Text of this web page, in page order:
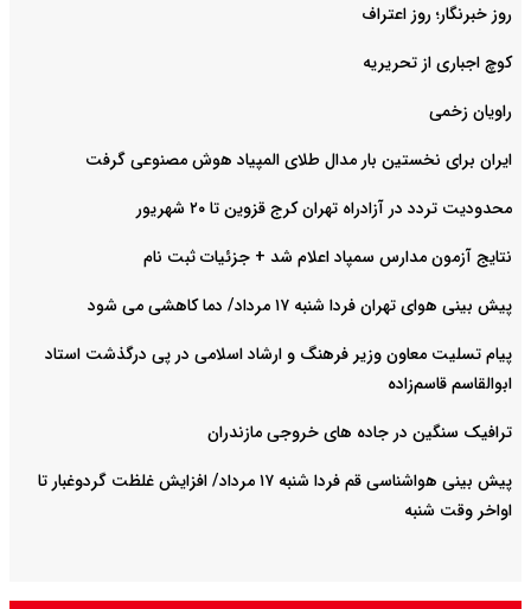
روز خبرنگار؛ روز اعتراف
کوچ اجباری از تحریریه
راویان زخمی
ایران برای نخستین بار مدال طلای المپیاد هوش مصنوعی گرفت
محدودیت تردد در آزادراه تهران کرج قزوین تا ۲۰ شهریور
نتایج آزمون مدارس سمپاد اعلام شد + جزئیات ثبت نام
پیش بینی هوای تهران فردا شنبه ۱۷ مرداد/ دما کاهشی می شود
پیام تسلیت معاون وزیر فرهنگ و ارشاد اسلامی در پی درگذشت استاد
ابوالقاسم قاسم‌زاده
ترافیک سنگین در جاده های خروجی مازندران
پیش بینی هواشناسی قم فردا شنبه ۱۷ مرداد/ افزایش غلظت گردوغبار تا
اواخر وقت شنبه